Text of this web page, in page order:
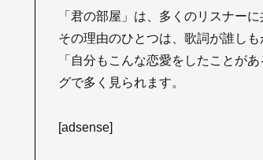
「君の部屋」は、多くのリスナー
その理由のひとつは、歌詞が誰し
「自分もこんな恋愛をしたことが
グで多く見られます。
[adsense]